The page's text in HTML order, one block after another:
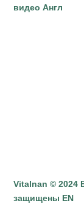
видео Англ
Vitalnan © 2024
защищены EN